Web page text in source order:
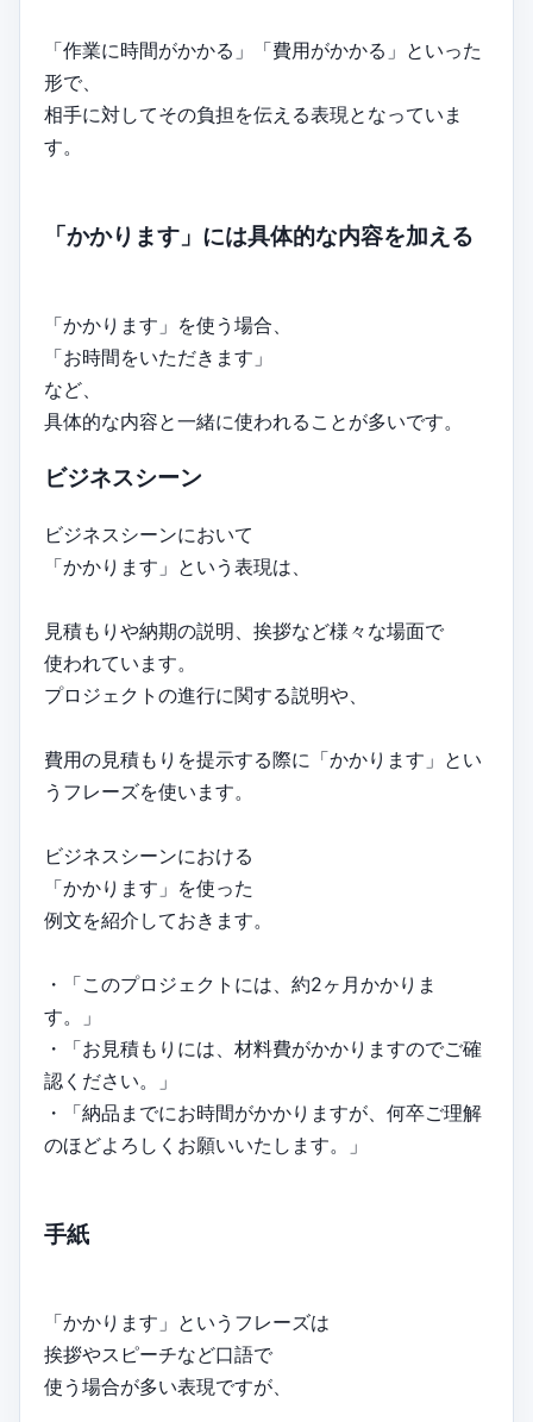
「作業に時間がかかる」「費用がかかる」といった
形で、
相手に対してその負担を伝える表現となっていま
す。
「かかります」には具体的な内容を加える
「かかります」を使う場合、
「お時間をいただきます」
など、
具体的な内容と一緒に使われることが多いです。
ビジネスシーン
ビジネスシーンにおいて
「かかります」という表現は、
見積もりや納期の説明、挨拶など様々な場面で
使われています。
プロジェクトの進行に関する説明や、
費用の見積もりを提示する際に「かかります」とい
うフレーズを使います。
ビジネスシーンにおける
「かかります」を使った
例文を紹介しておきます。
・「このプロジェクトには、約2ヶ月かかりま
す。」
・「お見積もりには、材料費がかかりますのでご確
認ください。」
・「納品までにお時間がかかりますが、何卒ご理解
のほどよろしくお願いいたします。」
手紙
「かかります」というフレーズは
挨拶やスピーチなど口語で
使う場合が多い表現ですが、